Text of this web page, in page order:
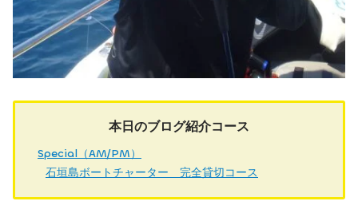
本日のブログ紹介コース
Special（AM/PM）
石垣島ボートチャーター 完全貸切コース